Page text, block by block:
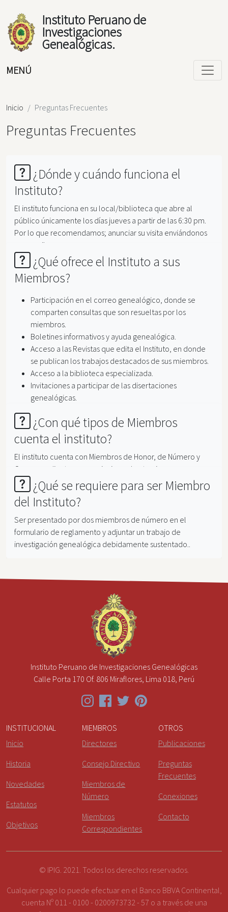
Instituto Peruano de
Investigaciones
Genealógicas.
MENÚ
Inicio Preguntas Frecuentes
Preguntas Frecuentes
¿Dónde y cuándo funciona el
Instituto?
El instituto funciona en su local/biblioteca que abre al
público únicamente los días jueves a partir de las 6:30 pm.
Por lo que recomendamos; anunciar su visita enviándonos
un e-mail.
¿Qué ofrece el Instituto a sus
Miembros?
Participación en el correo genealógico, donde se
comparten consultas que son resueltas por los
miembros.
Boletines informativos y ayuda genealógica.
Acceso a las Revistas que edita el Instituto, en donde
se publican los trabajos destacados de sus miembros.
Acceso a la biblioteca especializada.
Invitaciones a participar de las disertaciones
genealógicas.
¿Con qué tipos de Miembros
cuenta el instituto?
El instituto cuenta con Miembros de Honor, de Número y
Correspondientes en provincias y el extranjero.
¿Qué se requiere para ser Miembro
del Instituto?
Ser presentado por dos miembros de número en el
formulario de reglamento y adjuntar un trabajo de
investigación genealógica debidamente sustentado..
Instituto Peruano de Investigaciones Genealógicas
Calle Porta 170 Of. 806 Miraflores, Lima 018, Perú
INSTITUCIONAL
Inicio
Historia
Novedades
Estatutos
Objetivos
MIEMBROS
Directores
Consejo Directivo
Miembros de
Número
Miembros
Correspondientes
OTROS
Publicaciones
Preguntas
Frecuentes
Conexiones
Contacto
© IPIG. 2021. Todos los derechos reservados.
Cualquier pago lo puede efectuar en el Banco BBVA Continental,
cuenta Nº 011 - 0100 - 0200973732 - 57 o a través de una